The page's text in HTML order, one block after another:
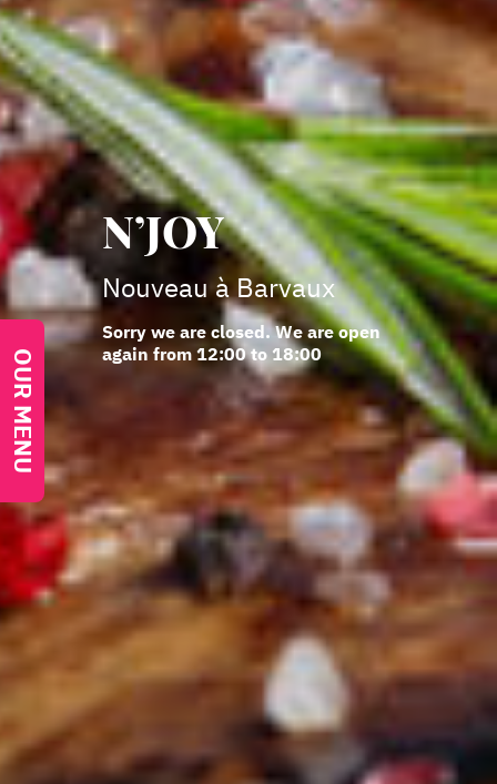
N’JOY
Nouveau à Barvaux
Sorry we are closed. We are open
again from 12:00 to 18:00
OUR MENU